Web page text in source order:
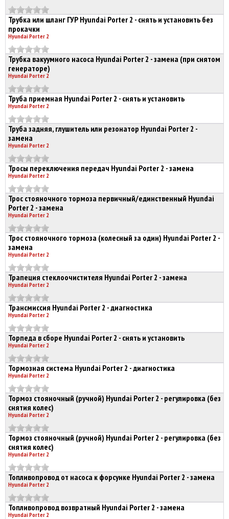
Трубка или шланг ГУР Hyundai Porter 2 - снять и установить без
прокачки
Hyundai Porter 2
Трубка вакуумного насоса Hyundai Porter 2 - замена (при снятом
генераторе)
Hyundai Porter 2
Труба приемная Hyundai Porter 2 - снять и установить
Hyundai Porter 2
Труба задняя, глушитель или резонатор Hyundai Porter 2 -
замена
Hyundai Porter 2
Тросы переключения передач Hyundai Porter 2 - замена
Hyundai Porter 2
Трос стояночного тормоза первичный/единственный Hyundai
Porter 2 - замена
Hyundai Porter 2
Трос стояночного тормоза (колесный за один) Hyundai Porter 2 -
замена
Hyundai Porter 2
Трапеция стеклоочистителя Hyundai Porter 2 - замена
Hyundai Porter 2
Трансмиссия Hyundai Porter 2 - диагностика
Hyundai Porter 2
Торпеда в сборе Hyundai Porter 2 - снять и установить
Hyundai Porter 2
Тормозная система Hyundai Porter 2 - диагностика
Hyundai Porter 2
Тормоз стояночный (ручной) Hyundai Porter 2 - регулировка (без
снятия колес)
Hyundai Porter 2
Тормоз стояночный (ручной) Hyundai Porter 2 - регулировка (без
снятия колес)
Hyundai Porter 2
Топливопровод от насоса к форсунке Hyundai Porter 2 - замена
Hyundai Porter 2
Топливопровод возвратный Hyundai Porter 2 - замена
Hyundai Porter 2